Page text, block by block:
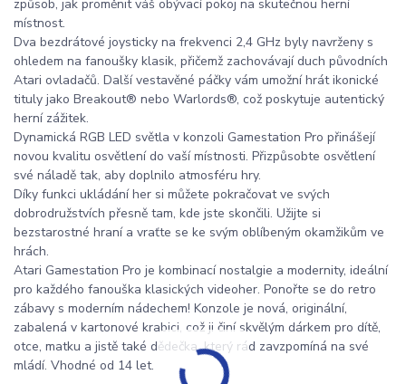
způsob, jak proměnit váš obývací pokoj na skutečnou herní
místnost.
Dva bezdrátové joysticky na frekvenci 2,4 GHz byly navrženy s
ohledem na fanoušky klasik, přičemž zachovávají duch původních
Atari ovladačů. Další vestavěné páčky vám umožní hrát ikonické
tituly jako Breakout® nebo Warlords®, což poskytuje autentický
herní zážitek.
Dynamická RGB LED světla v konzoli Gamestation Pro přinášejí
novou kvalitu osvětlení do vaší místnosti. Přizpůsobte osvětlení
své náladě tak, aby doplnilo atmosféru hry.
Díky funkci ukládání her si můžete pokračovat ve svých
dobrodružstvích přesně tam, kde jste skončili. Užijte si
bezstarostné hraní a vraťte se ke svým oblíbeným okamžikům ve
hrách.
Atari Gamestation Pro je kombinací nostalgie a modernity, ideální
pro každého fanouška klasických videoher. Ponořte se do retro
zábavy s moderním nádechem! Konzole je nová, originální,
zabalená v kartonové krabici, což ji činí skvělým dárkem pro dítě,
otce, matku a jistě také dědečka, který rád zavzpomíná na své
mládí. Vhodné od 14 let.